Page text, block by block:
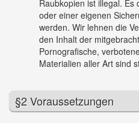
Raubkopien ist illegal.
oder einer eigenen
werden. Wir lehnen die
den Inhalt der
Pornografische,
Materialien aller Art sind
§2 Voraussetzungen